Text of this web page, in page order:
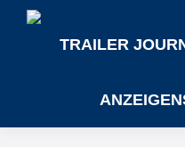
TRAILER